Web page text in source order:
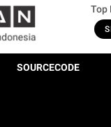
Top
SOURCECODE